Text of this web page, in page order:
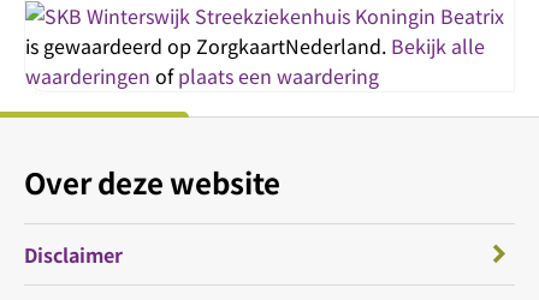
Streekziekenhuis Koningin Beatrix
is gewaardeerd op ZorgkaartNederland. Bekijk alle
waarderingen ofplaats een waardering
Over deze website
Disclaimer